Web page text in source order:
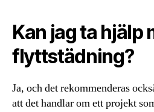
Kan jag ta hjälp
flyttstädning?
Ja, och det rekommenderas
att det handlar om ett projekt